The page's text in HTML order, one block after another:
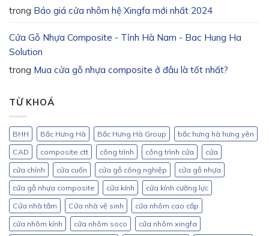
trong Báo giá cửa nhôm hệ Xingfa mới nhất 2024
Cửa Gỗ Nhựa Composite - Tỉnh Hà Nam - Bac Hung Ha
Solution
trong Mua cửa gỗ nhựa composite ở đâu là tốt nhất?
TỪ KHOÁ
BHH Bắc Hưng Hà Bắc Hưng Hà Group
bắc hưng hà hưng yên
CAD
composite ctt công trình công trình cửa
cửa
cửa chính
cửa cuốn cửa gỗ công nghiệp
cửa gỗ nhựa
cửa gỗ nhựa composite
cửa kính
cửa kính cường lực
Cửa nhà tắm
Cửa nhà vệ sinh
cửa nhôm cao cấp
cửa nhôm kính
cửa nhôm soco
cửa nhôm xingfa